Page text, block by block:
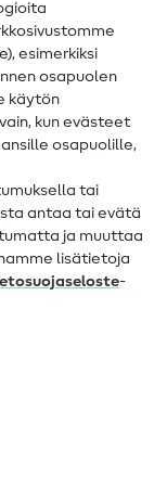
esimerkiksi
osapuolen
käytön
kun evästeet
osapuolille,
tai
antaa tai evätä
ja muuttaa
lisätietoja
-